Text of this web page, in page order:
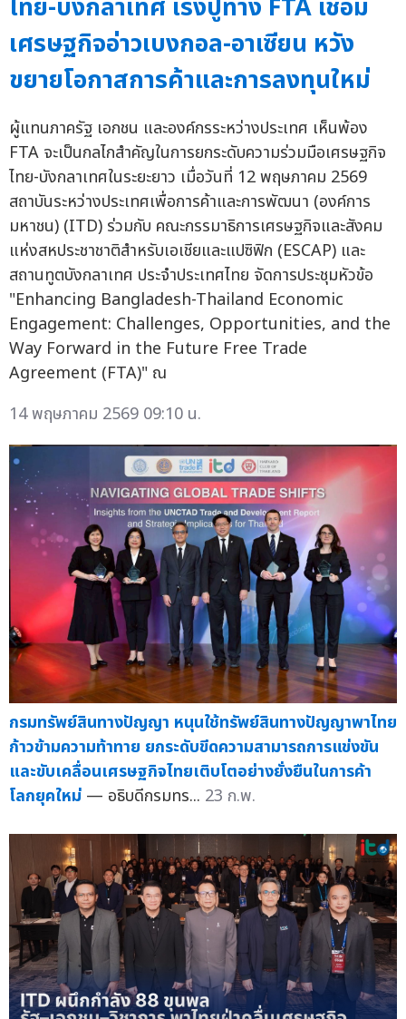
ไทย-บังกลาเทศ เร่งปูทาง FTA เชื่อม
เศรษฐกิจอ่าวเบงกอล-อาเซียน หวัง
ขยายโอกาสการค้าและการลงทุนใหม่
ผู้แทนภาครัฐ เอกชน และองค์กรระหว่างประเทศ เห็นพ้อง
FTA จะเป็นกลไกสำคัญในการยกระดับความร่วมมือเศรษฐกิจ
ไทย-บังกลาเทศในระยะยาว เมื่อวันที่ 12 พฤษภาคม 2569
สถาบันระหว่างประเทศเพื่อการค้าและการพัฒนา (องค์การ
มหาชน) (ITD) ร่วมกับ คณะกรรมาธิการเศรษฐกิจและสังคม
แห่งสหประชาชาติสำหรับเอเชียและแปซิฟิก (ESCAP) และ
สถานทูตบังกลาเทศ ประจำประเทศไทย จัดการประชุมหัวข้อ
"Enhancing Bangladesh-Thailand Economic
Engagement: Challenges, Opportunities, and the
Way Forward in the Future Free Trade
Agreement (FTA)" ณ
14 พฤษภาคม 2569 09:10 น.
กรมทรัพย์สินทางปัญญา หนุนใช้ทรัพย์สินทางปัญญาพาไทย
ก้าวข้ามความท้าทาย ยกระดับขีดความสามารถการแข่งขัน
และขับเคลื่อนเศรษฐกิจไทยเติบโตอย่างยั่งยืนในการค้า
โลกยุคใหม่ — อธิบดีกรมทร... 23 ก.พ.